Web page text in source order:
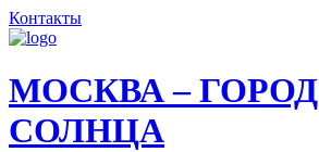
Контакты
МОСКВА – ГОРОД
СОЛНЦА